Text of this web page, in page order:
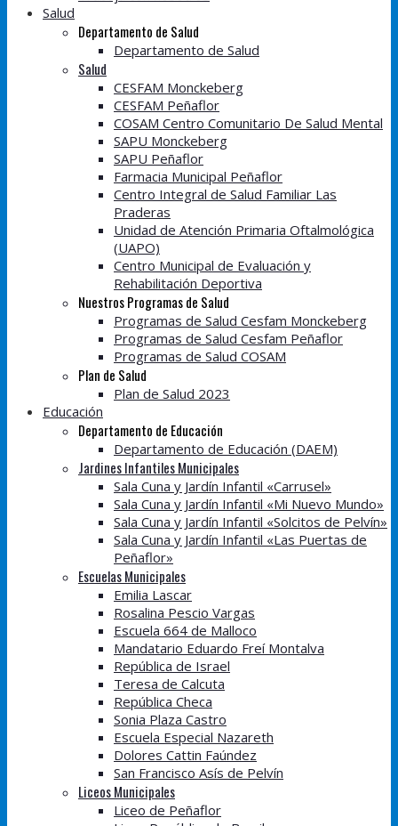
Salud
Departamento de Salud
Departamento de Salud
Salud
CESFAM Monckeberg
CESFAM Peñaflor
COSAM Centro Comunitario De Salud Mental
SAPU Monckeberg
SAPU Peñaflor
Farmacia Municipal Peñaflor
Centro Integral de Salud Familiar Las
Praderas
Unidad de Atención Primaria Oftalmológica
(UAPO)
Centro Municipal de Evaluación y
Rehabilitación Deportiva
Nuestros Programas de Salud
Programas de Salud Cesfam Monckeberg
Programas de Salud Cesfam Peñaflor
Programas de Salud COSAM
Plan de Salud
Plan de Salud 2023
Educación
Departamento de Educación
Departamento de Educación (DAEM)
Jardines Infantiles Municipales
Sala Cuna y Jardín Infantil «Carrusel»
Sala Cuna y Jardín Infantil «Mi Nuevo Mundo»
Sala Cuna y Jardín Infantil «Solcitos de Pelvín»
Sala Cuna y Jardín Infantil «Las Puertas de
Peñaflor»
Escuelas Municipales
Emilia Lascar
Rosalina Pescio Vargas
Escuela 664 de Malloco
Mandatario Eduardo Freí Montalva
República de Israel
Teresa de Calcuta
República Checa
Sonia Plaza Castro
Escuela Especial Nazareth
Dolores Cattin Faúndez
San Francisco Asís de Pelvín
Liceos Municipales
Liceo de Peñaflor